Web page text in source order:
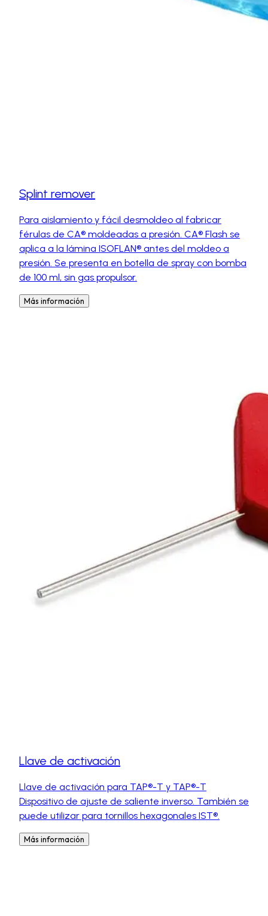
Splint remover
Para aislamiento y fácil desmoldeo al fabricar
férulas de CA® moldeadas a presión. CA® Flash se
aplica a la lámina ISOFLAN® antes del moldeo a
presión. Se presenta en botella de spray con bomba
de 100 ml, sin gas propulsor.
Más información
Llave de activación
Llave de activación para TAP®-T y TAP®-T
Dispositivo de ajuste de saliente inverso. También se
puede utilizar para tornillos hexagonales IST®.
Más información